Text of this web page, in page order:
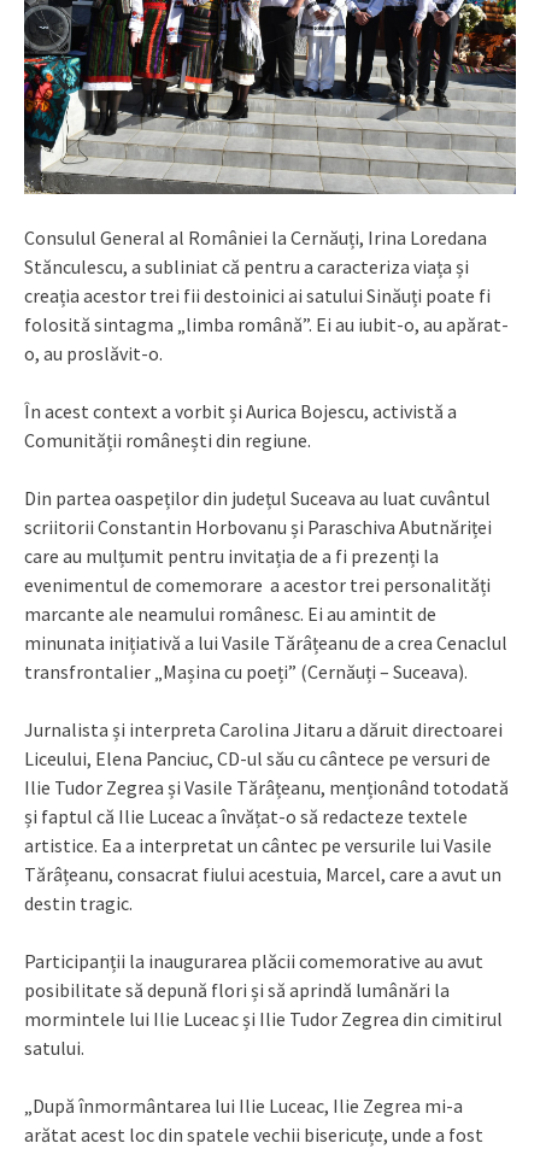
Consulul General al României la Cernăuți, Irina Loredana
Stănculescu, a subliniat că pentru a caracteriza viața și
creația acestor trei fii destoinici ai satului Sinăuți poate fi
folosită sintagma „limba română”. Ei au iubit-o, au apărat-
o, au proslăvit-o.
În acest context a vorbit și Aurica Bojescu, activistă a
Comunității românești din regiune.
Din partea oaspeților din județul Suceava au luat cuvântul
scriitorii Constantin Horbovanu și Paraschiva Abutnăriței
care au mulțumit pentru invitația de a fi prezenți la
evenimentul de comemorare a acestor trei personalități
marcante ale neamului românesc. Ei au amintit de
minunata inițiativă a lui Vasile Tărâțeanu de a crea Cenaclul
transfrontalier „Mașina cu poeți” (Cernăuți – Suceava).
Jurnalista și interpreta Carolina Jitaru a dăruit directoarei
Liceului, Elena Panciuc, CD-ul său cu cântece pe versuri de
Ilie Tudor Zegrea și Vasile Tărâțeanu, menționând totodată
și faptul că Ilie Luceac a învățat-o să redacteze textele
artistice. Ea a interpretat un cântec pe versurile lui Vasile
Tărâțeanu, consacrat fiului acestuia, Marcel, care a avut un
destin tragic.
Participanții la inaugurarea plăcii comemorative au avut
posibilitate să depună flori și să aprindă lumânări la
mormintele lui Ilie Luceac și Ilie Tudor Zegrea din cimitirul
satului.
„După înmormântarea lui Ilie Luceac, Ilie Zegrea mi-a
arătat acest loc din spatele vechii bisericuțe, unde a fost